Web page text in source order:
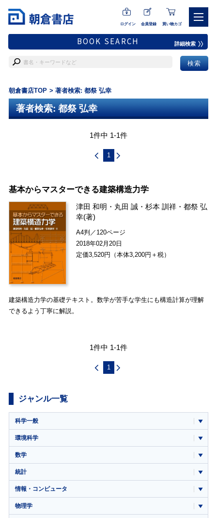
ログイン 会員登録 買い物カゴ
BOOK SEARCH 詳細検索
朝倉書店TOP 著者検索: 都祭 弘幸
著者検索: 都祭 弘幸
1件中 1-1件
1
基本からマスターできる建築構造力学
津田 和明 ・ 丸田 誠 ・杉本 訓祥 ・都祭 弘
幸(著)
A4判／120ページ
2018年02月20日
定価3,520円（本体3,200円＋税）
建築構造力学の基礎テキスト。数学が苦手な学生にも構造計算が理解
できるよう丁寧に解説。
1件中 1-1件
1
ジャンル一覧
科学一般
環境科学
数学
統計
情報・コンピュータ
物理学